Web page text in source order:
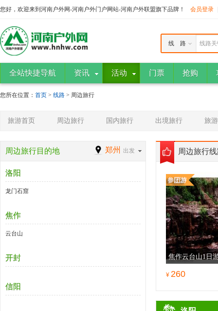
您好，欢迎来到河南户外网-河南户外门户网站-河南户外联盟旗下品牌！ 会员登录
线路
线 路
全站快捷导航 资讯 活动 门票 抢购
您所在位置： 首页 > 线路 > 周边旅行
旅游首页 周边旅行 国内旅行 出境旅行 旅
周边旅行目的地 郑州 出发
洛阳
龙门石窟
焦作
云台山
开封
信阳
周边旅行
焦作云台山1日
¥ 260